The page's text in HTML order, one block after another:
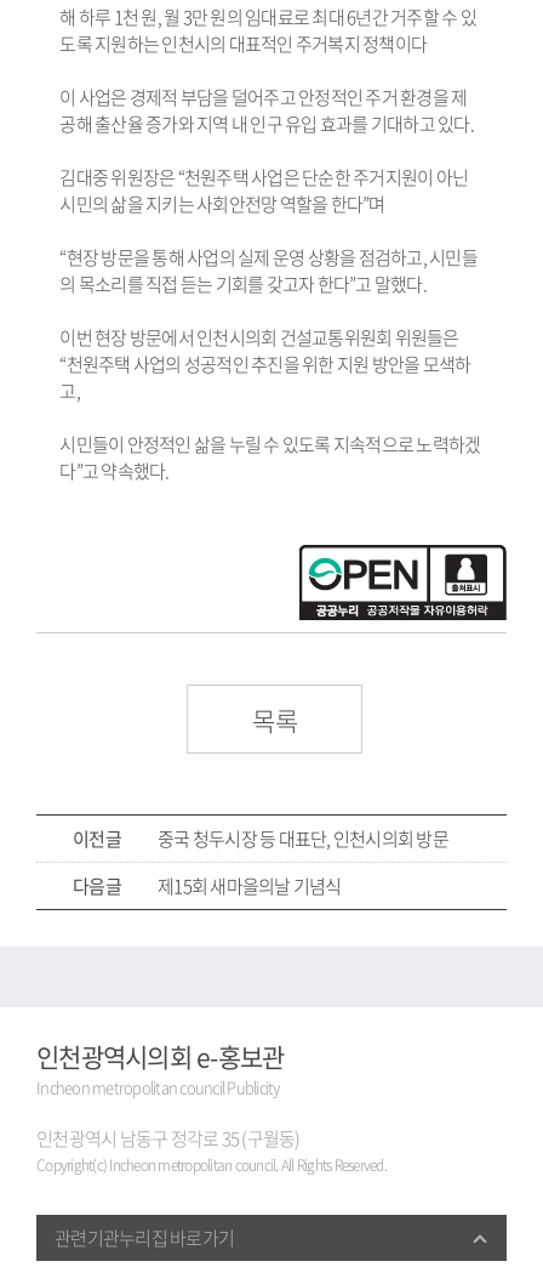
해 하루 1천 원, 월 3만 원의 임대료로 최대 6년간 거주할 수 있
도록 지원하는 인천시의 대표적인 주거복지 정책이다
이 사업은 경제적 부담을 덜어주고 안정적인 주거 환경을 제
공해 출산율 증가와 지역 내 인구 유입 효과를 기대하고 있다.
김대중 위원장은 “천원주택 사업은 단순한 주거지원이 아닌
시민의 삶을 지키는 사회안전망 역할을 한다”며
“현장 방문을 통해 사업의 실제 운영 상황을 점검하고, 시민들
의 목소리를 직접 듣는 기회를 갖고자 한다”고 말했다.
이번 현장 방문에서 인천시의회 건설교통위원회 위원들은
“천원주택 사업의 성공적인 추진을 위한 지원 방안을 모색하
고,
시민들이 안정적인 삶을 누릴 수 있도록 지속적으로 노력하겠
다”고 약속했다.
목록
이전글
중국 청두시장 등 대표단, 인천시의회 방문
다음글
제15회 새마을의날 기념식
인천광역시의회 e-홍보관
Incheon metropolitan council Publicity
인천광역시 남동구 정각로 35 (구월동)
Copyright(c) Incheon metropolitan council. All Rights Reserved.
관련기관누리집 바로가기